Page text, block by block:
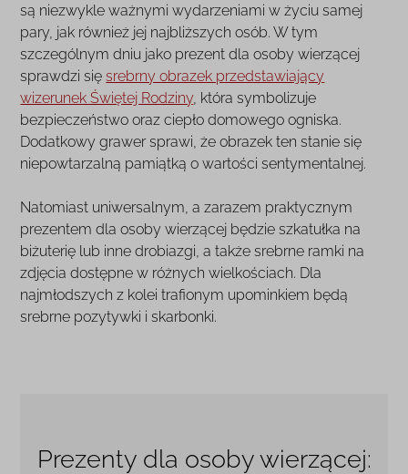
są niezwykle ważnymi wydarzeniami w życiu samej
pary, jak również jej najbliższych osób. W tym
szczególnym dniu jako prezent dla osoby wierzącej
sprawdzi sięsrebrny obrazek przedstawiający
wizerunek Świętej Rodziny, która symbolizuje
bezpieczeństwo oraz ciepło domowego ogniska.
Dodatkowy grawer sprawi, że obrazek ten stanie się
niepowtarzalną pamiątką o wartości sentymentalnej.
Natomiast uniwersalnym, a zarazem praktycznym
prezentem dla osoby wierzącej będzie szkatułka na
biżuterię lub inne drobiazgi, a także srebrne ramki na
zdjęcia dostępne w różnych wielkościach. Dla
najmłodszych z kolei trafionym upominkiem będą
srebrne pozytywki i skarbonki.
Prezenty dla osoby wierzącej: